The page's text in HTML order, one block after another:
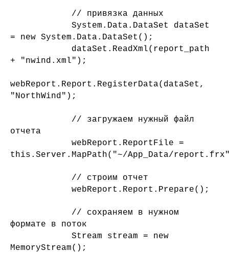
// привязка данных
System.Data.DataSet dataSet
= new System.Data.DataSet();
dataSet.ReadXml(report_path
+ "nwind.xml");
webReport.Report.RegisterData(dataSet,
"NorthWind");
// загружаем нужный файл
отчета
webReport.ReportFile =
this.Server.MapPath("~/App_Data/
// строим отчет
webReport.Report.Prepare();
// сохраняем в нужном
формате в поток
Stream stream = new
MemoryStream();